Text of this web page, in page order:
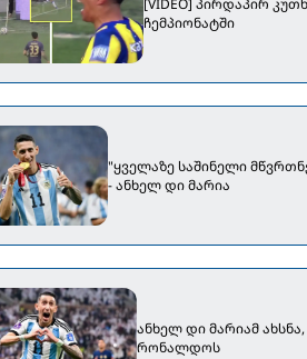
[VIDEO] პირდაპირ
ჩემპიონატში
"ყველაზე საშინელი
- ანხელ დი მარია
ანხელ დი მარიამ
რონალდოს